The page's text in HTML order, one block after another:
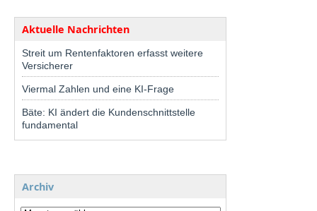
Aktuelle Nachrichten
Streit um Rentenfaktoren erfasst weitere
Versicherer
Viermal Zahlen und eine KI-Frage
Bäte: KI ändert die Kundenschnittstelle
fundamental
Archiv